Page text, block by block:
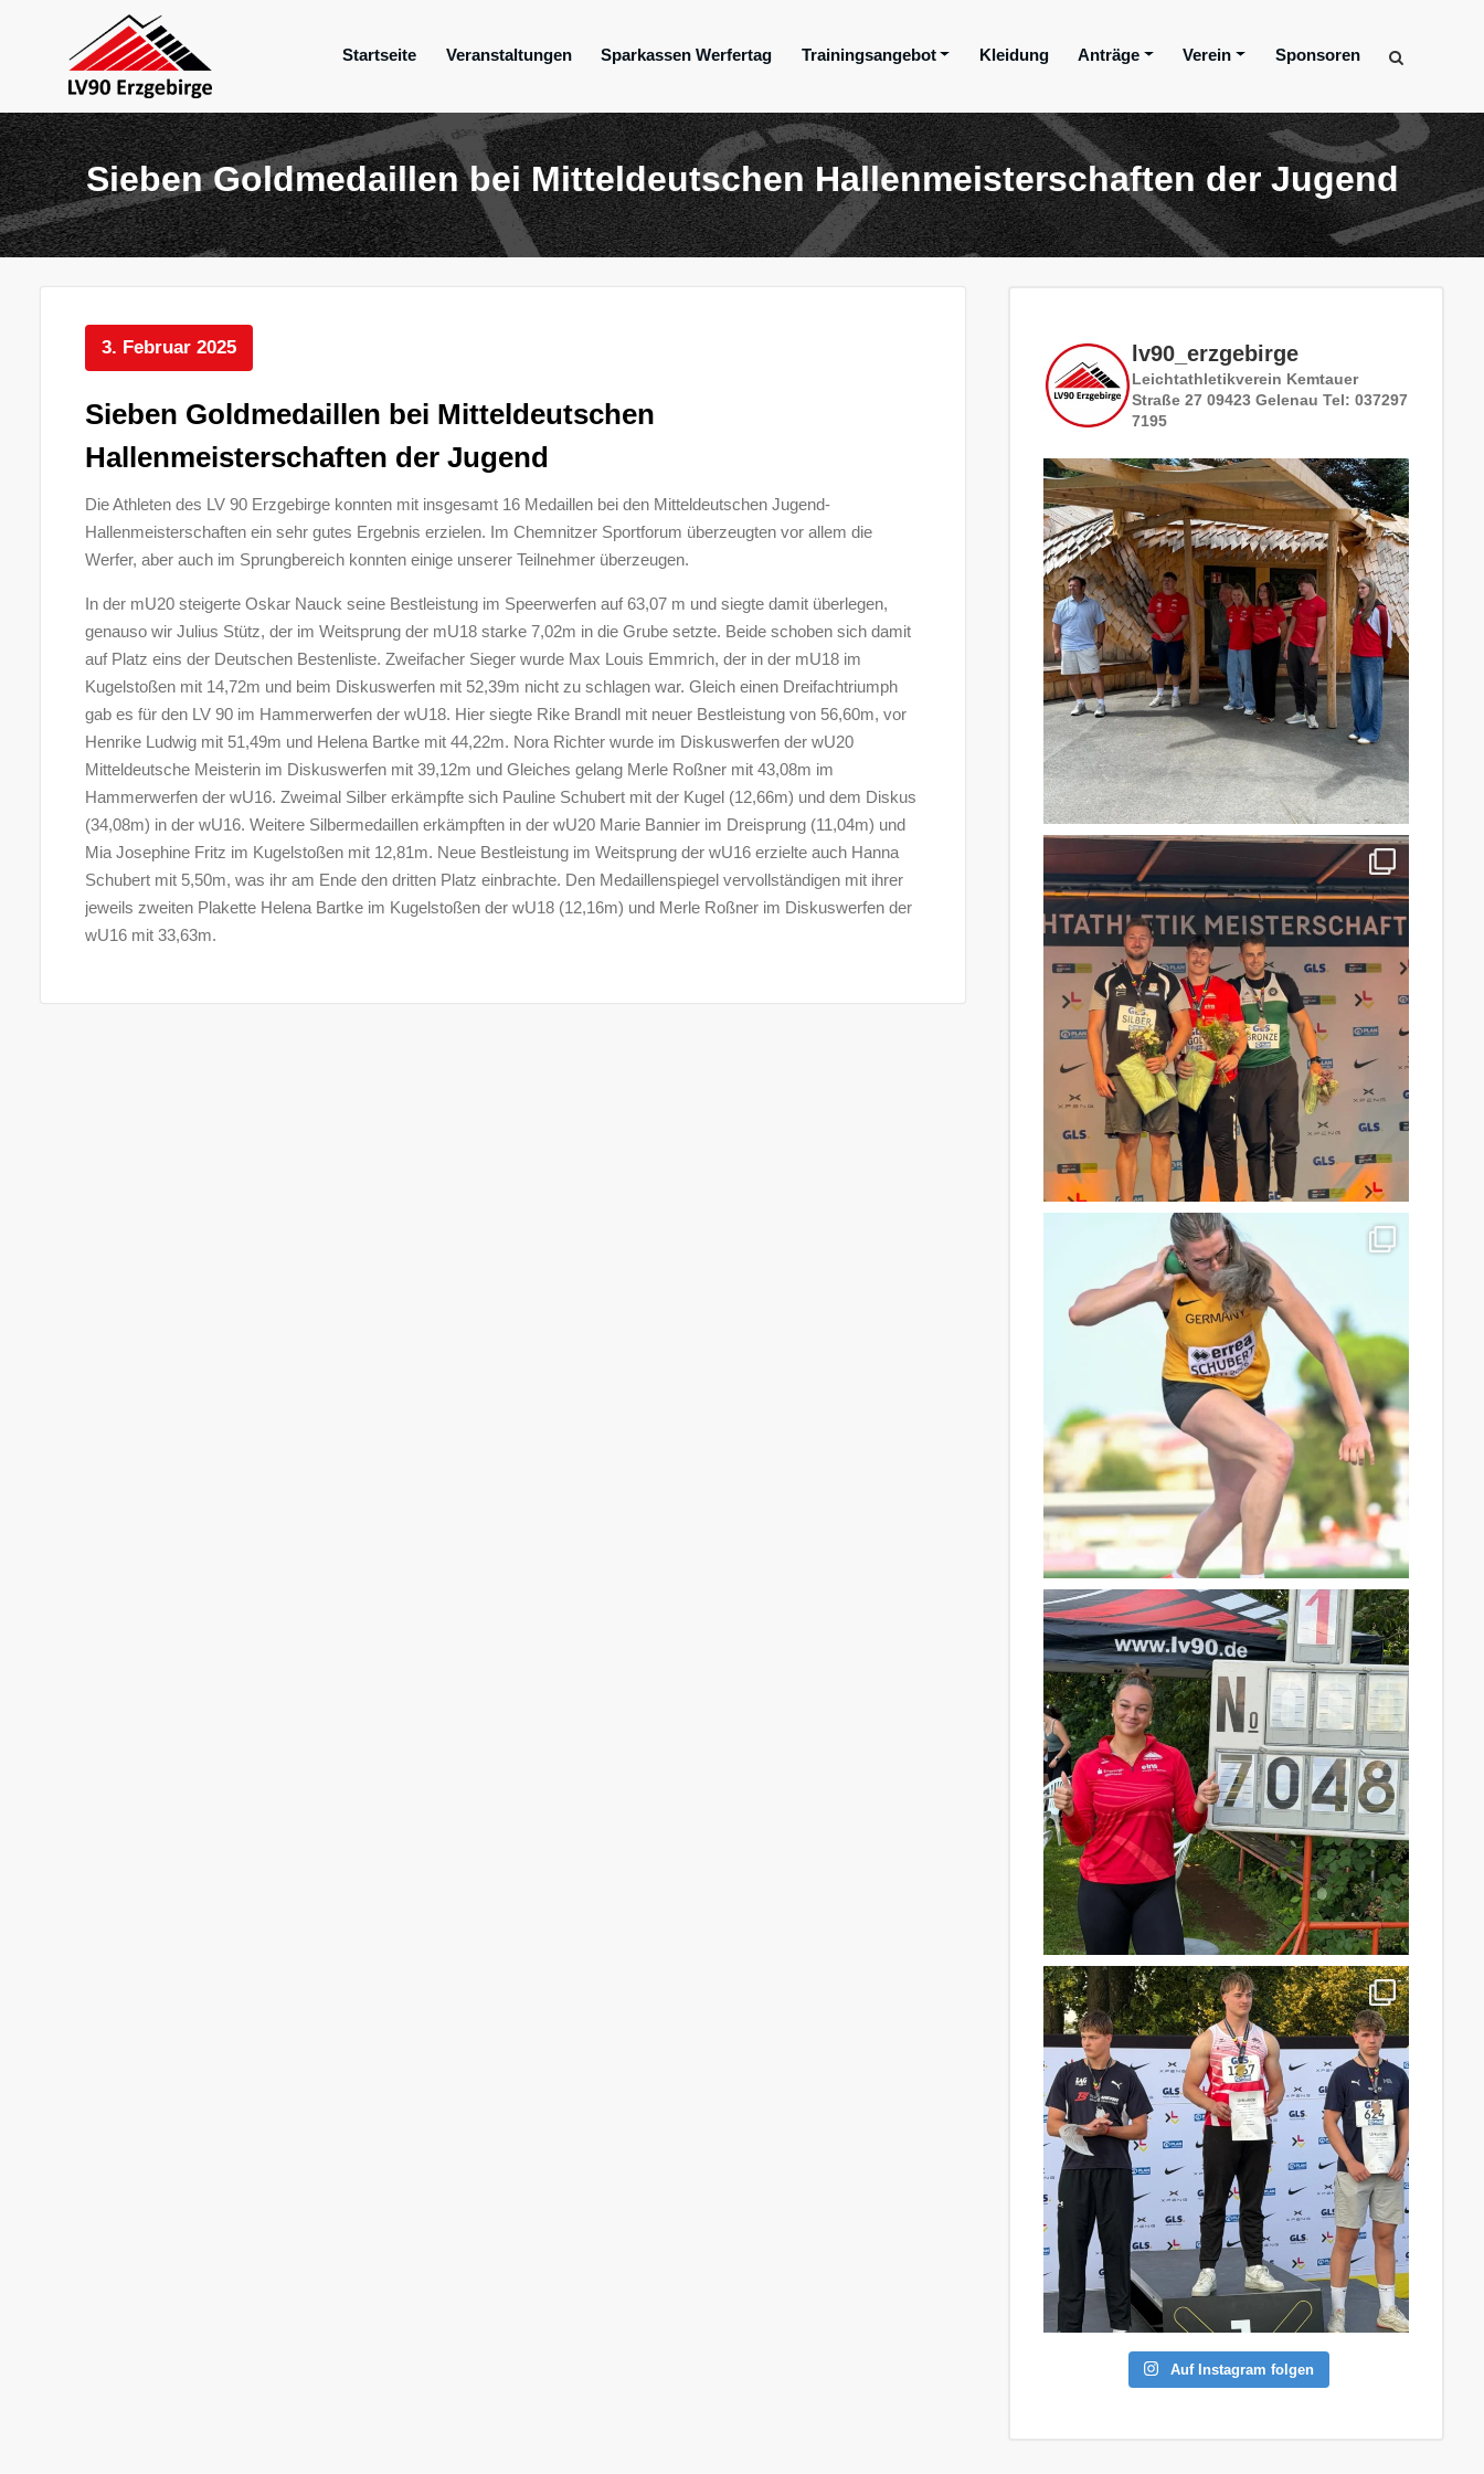
springen
Startseite Veranstaltungen Sparkassen Werfertag Trainingsangebot Kleidung Anträge Verein Sponsoren
Sieben Goldmedaillen bei Mitteldeutschen Hallenmeisterschaften der Jugend
3. Februar 2025
Sieben Goldmedaillen bei Mitteldeutschen
Hallenmeisterschaften der Jugend
Die Athleten des LV 90 Erzgebirge konnten mit insgesamt 16 Medaillen bei den Mitteldeutschen Jugend-
Hallenmeisterschaften ein sehr gutes Ergebnis erzielen. Im Chemnitzer Sportforum überzeugten vor allem die
Werfer, aber auch im Sprungbereich konnten einige unserer Teilnehmer überzeugen.
In der mU20 steigerte Oskar Nauck seine Bestleistung im Speerwerfen auf 63,07 m und siegte damit überlegen,
genauso wir Julius Stütz, der im Weitsprung der mU18 starke 7,02m in die Grube setzte. Beide schoben sich damit
auf Platz eins der Deutschen Bestenliste. Zweifacher Sieger wurde Max Louis Emmrich, der in der mU18 im
Kugelstoßen mit 14,72m und beim Diskuswerfen mit 52,39m nicht zu schlagen war. Gleich einen Dreifachtriumph
gab es für den LV 90 im Hammerwerfen der wU18. Hier siegte Rike Brandl mit neuer Bestleistung von 56,60m, vor
Henrike Ludwig mit 51,49m und Helena Bartke mit 44,22m. Nora Richter wurde im Diskuswerfen der wU20
Mitteldeutsche Meisterin im Diskuswerfen mit 39,12m und Gleiches gelang Merle Roßner mit 43,08m im
Hammerwerfen der wU16. Zweimal Silber erkämpfte sich Pauline Schubert mit der Kugel (12,66m) und dem Diskus
(34,08m) in der wU16. Weitere Silbermedaillen erkämpften in der wU20 Marie Bannier im Dreisprung (11,04m) und
Mia Josephine Fritz im Kugelstoßen mit 12,81m. Neue Bestleistung im Weitsprung der wU16 erzielte auch Hanna
Schubert mit 5,50m, was ihr am Ende den dritten Platz einbrachte. Den Medaillenspiegel vervollständigen mit ihrer
jeweils zweiten Plakette Helena Bartke im Kugelstoßen der wU18 (12,16m) und Merle Roßner im Diskuswerfen der
wU16 mit 33,63m.
lv90_erzgebirge
Leichtathletikverein Kemtauer
Straße 27 09423 Gelenau Tel: 037297
7195
Auf Instagram folgen